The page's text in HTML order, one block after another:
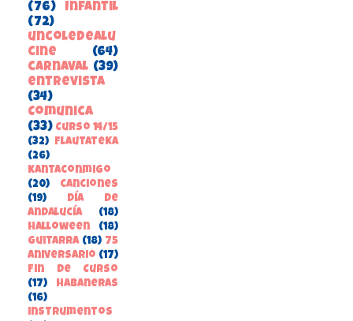
(76)
Infantil
(72)
uncoledealu
cine
(64)
carnaval (39)
entrevista
(34)
ComunicA
(33) Curso 14/15
(32)
FlautateKa
(26)
kantaconmigo
(20)
canciones
(19)
Día de
Andalucía
(18)
Halloween
(18)
guitarra (18) 75
aniversario (17)
Fin de Curso
(17)
habaneras
(16)
instrumentos